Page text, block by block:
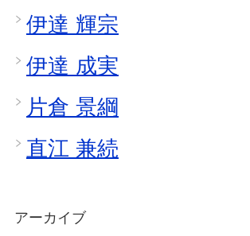
伊達 輝宗
伊達 成実
片倉 景綱
直江 兼続
アーカイブ